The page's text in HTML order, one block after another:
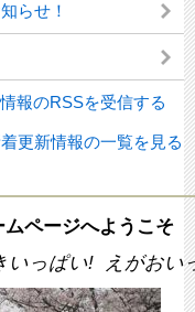
らせ！
報のRSSを受信する
更新情報の一覧を見る
ページへようこそ
いっぱい! えがおい